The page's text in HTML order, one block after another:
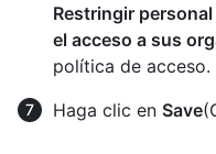
Restringir
el acceso a sus
política de acceso.
Haga clic en Save